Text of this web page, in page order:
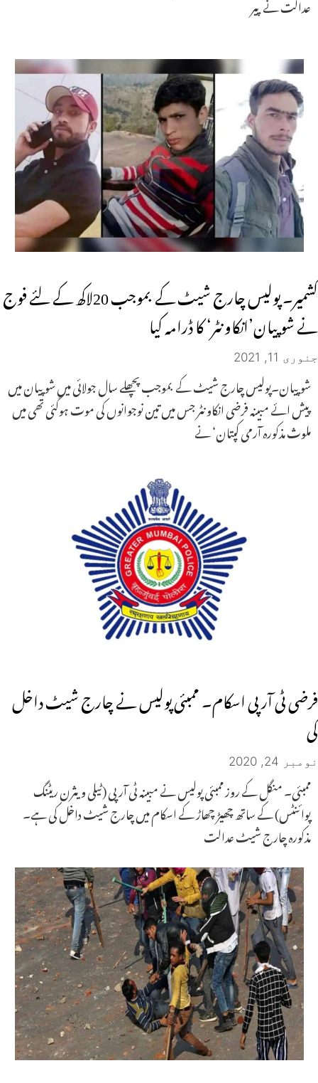
کشمیر۔ پولیس چارج شیٹ کے بموجب 20لاکھ کے لئے فوج
نے شوپیان’انکاونٹر‘ کا ڈرامہ کیا
جنوری 11, 2021
شوپیان۔پولیس چارج شیٹ کے بموجب پچھلے سال جولائی میں شوپیان میں
پیش ائے مبینہ فرضی انکاونٹر جس میں تین نوجوانوں کی موت ہوگئی تھی میں
ملوث مذکورہ آرمی کپتان‘ نے
فرضی ٹی آر پی اسکام۔ ممبئی پولیس نے چارج شیٹ داخل
کی
نومبر 24, 2020
ممبئی۔ منگل کے روز ممبئی پولیس نے مبینہ ٹی آر پی (ٹیلی ویثرن ریٹنگ
پوائنٹس) کے ساتھ چھیڑ چھاڑ کے اسکام میں چارج شیٹ داخل کی ہے۔
مذکورہ چارج شیٹ عدالت